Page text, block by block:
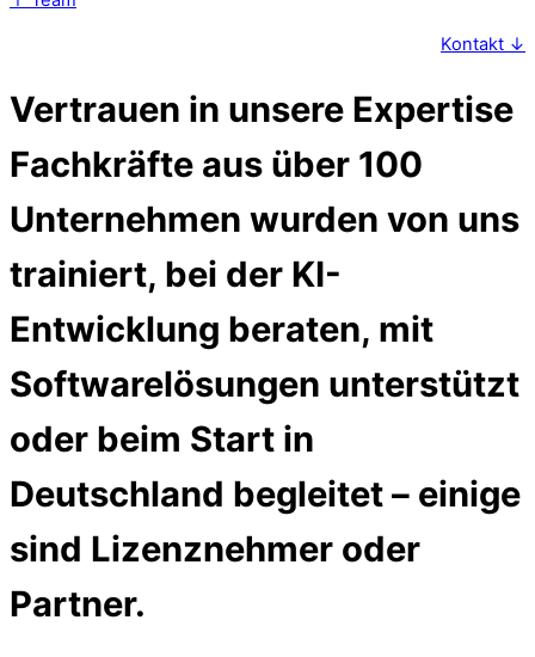
Kontakt ↓
Vertrauen in unsere Expertise
Fachkräfte aus über 100
Unternehmen wurden von uns
trainiert, bei der KI-
Entwicklung beraten, mit
Softwarelösungen unterstützt
oder beim Start in
Deutschland begleitet – einige
sind Lizenznehmer oder
Partner.